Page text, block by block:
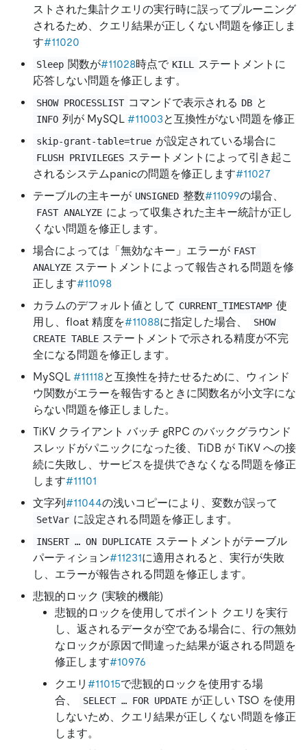
ストされた集計クエリの実行時に誤ってプルーニング
されるため、クエリ結果が正しくない問題を修正しま
す#11020
Sleep 関数が#11028時点で KILL
ステートメントに
応答しない問題を修正します。
SHOW PROCESSLIST コマンドで表示される DB と
INFO 列が MySQL #11003と互換性がない問題を修正
skip-grant-table=true が設定されている場合に
FLUSH PRIVILEGES ステートメントによって引き起こ
されるシステムpanicの問題を修正します#11027
テーブルの主キーが UNSIGNED 整数#11099の場合、
FAST ANALYZE によって収集された主キー統計が正し
くない問題を修正します。
場合によっては「無効なキー」エラーが FAST
ANALYZE ステートメントによって報告される問題を修
正します#11098
カラムのデフォルト値として CURRENT_TIMESTAMP 使
用し、float 精度を#11088に指定した場合、
SHOW
CREATE TABLE ステートメントで示される精度が不完
全になる問題を修正します。
MySQL #11118と互換性を持たせるために、ウィンド
ウ関数がエラーを報告するときに関数名が小文字にな
らない問題を修正しました。
TiKV クライアント バッチ gRPC のバックグラウンド
スレッドがパニックになった後、TiDB が TiKV への接
続に失敗し、サービスを提供できなくなる問題を修正
します#11101
文字列#11044の浅いコピーにより、変数が誤って
SetVar に設定される問題を修正します。
INSERT … ON DUPLICATE ステートメントがテーブル
パーティション#11231に適用されると、実行が失敗
し、エラーが報告される問題を修正します。
悲観的ロック (実験的機能)
悲観的ロックを使用してポイント クエリを実行
し、返されるデータが空である場合に、行の無効
なロックが原因で間違った結果が返される問題を
修正します#10976
クエリ #11015で悲観的ロックを使用する場
合、
SELECT … FOR UPDATE が正しい TSO を使用
しないため、クエリ結果が正しくない問題を修正
します。